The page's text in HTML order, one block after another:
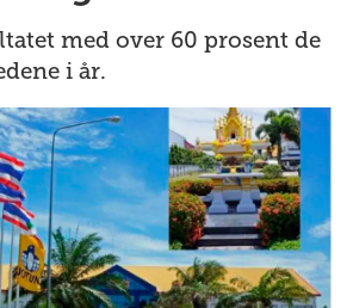
med over 60 prosent de
i år.